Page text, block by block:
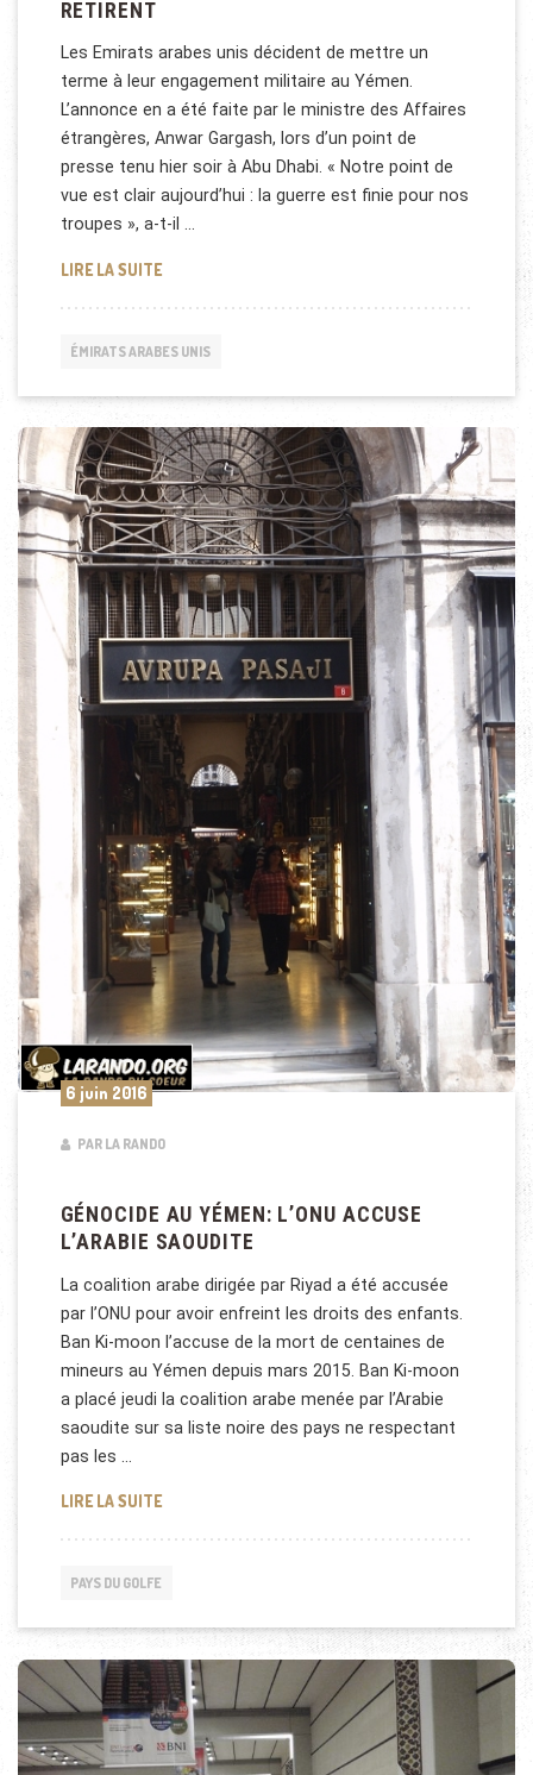
RETIRENT
Les Emirats arabes unis décident de mettre un
terme à leur engagement militaire au Yémen.
L’annonce en a été faite par le ministre des Affaires
étrangères, Anwar Gargash, lors d’un point de
presse tenu hier soir à Abu Dhabi. « Notre point de
vue est clair aujourd’hui : la guerre est finie pour nos
troupes », a-t-il …
LIRE LA SUITEGUERRE AU YÉMEN : LES EMIRATS SE RETIRENT
ÉMIRATS ARABES UNIS
6 juin 2016
PAR LA RANDO
GÉNOCIDE AU YÉMEN: L’ONU ACCUSE
L’ARABIE SAOUDITE
La coalition arabe dirigée par Riyad a été accusée
par l’ONU pour avoir enfreint les droits des enfants.
Ban Ki-moon l’accuse de la mort de centaines de
mineurs au Yémen depuis mars 2015. Ban Ki-moon
a placé jeudi la coalition arabe menée par l’Arabie
saoudite sur sa liste noire des pays ne respectant
pas les …
LIRE LA SUITEGÉNOCIDE AU YÉMEN: L’ONU ACCUSE L’ARABIE
PAYS DU GOLFE